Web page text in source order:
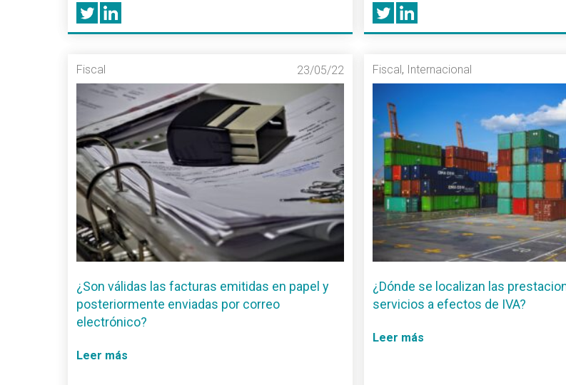
Fiscal 23/05/22
¿Son válidas las facturas emitidas en papel y
posteriormente enviadas por correo
electrónico?
Leer más
Fiscal , Internacional
¿Dónde se localizan las
servicios a efectos de IVA?
Leer más